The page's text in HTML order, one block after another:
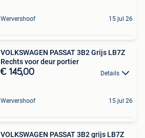
Wervershoof 15 jul 26
VOLKSWAGEN PASSAT 3B2 Grijs LB7Z
Rechts voor deur portier
€ 145,00 Details
Wervershoof 15 jul 26
VOLKSWAGEN PASSAT 3B2 grijs LB7Z